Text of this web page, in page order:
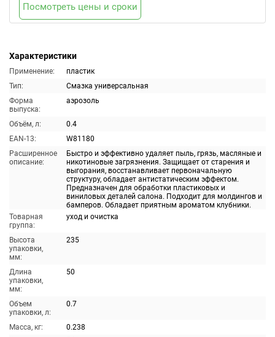
Характеристики
Применение:
пластик
Тип:
Смазка универсальная
Форма
выпуска:
аэрозоль
Объём, л:
0.4
EAN-13:
W81180
Расширенное
описание:
Быстро и эффективно удаляет пыль, грязь, масляные и
никотиновые загрязнения. Защищает от старения и
выгорания, восстанавливает первоначальную
структуру, обладает антистатическим эффектом.
Предназначен для обработки пластиковых и
виниловых деталей салона. Подходит для молдингов и
бамперов. Обладает приятным ароматом клубники.
Товарная
группа:
уход и очистка
Высота
упаковки,
мм:
235
Длина
упаковки,
мм:
50
Объем
упаковки, л:
0.7
Масса, кг:
0.238
Посмотреть цены и сроки